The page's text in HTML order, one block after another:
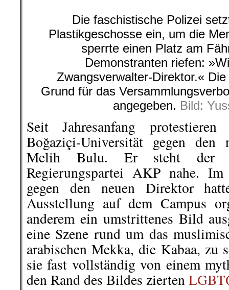
Die faschistische Polizei
Plastikgeschosse ein, um die
sperrte einen Platz am
Demonstranten riefen:
Zwangsverwalter-Direktor.«
Grund für das
angegeben. Bild:
Seit Jahresanfang
Boğaziçi-Universität gegen den
Melih Bulu. Er steht der
Regierungspartei AKP nahe.
gegen den neuen Direktor
Ausstellung auf dem Campus
anderem ein umstrittenes Bild
eine Szene rund um das
arabischen Mekka, die Kabaa, zu
sie fast vollständig von einem
den Rand des Bildes zierten